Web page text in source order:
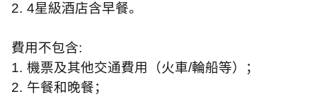
2. 4星級酒店含早餐。
費用不包含:
1. 機票及其他交通費用（火車/輪船等）；
2. 午餐和晚餐；